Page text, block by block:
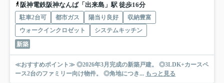
阪神電鉄阪神なんば「出来島」駅 徒歩16分
駐車2台可 都市ガス 陽当り良好
収納豊富
ウォークインクロゼット
システムキッチン
新築
≪おすすめポイント≫ ◎2026年3月完成の新築戸建。 ◎3LDK+カースペ
ース2台のファミリー向け物件。 ◎角地につき... もっと見る